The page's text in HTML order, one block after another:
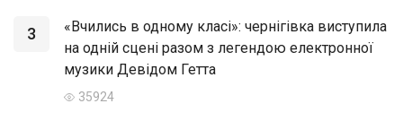
3
«Вчились в одному класі»: чернігівка виступила
на одній сцені разом з легендою електронної
музики Девідом Гетта
35924